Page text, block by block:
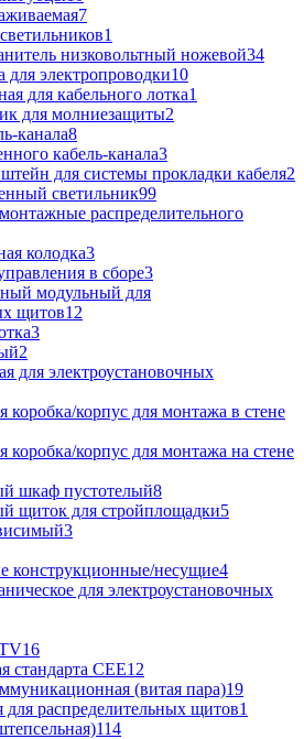
7
1
низковольтный ножевой34
для электропроводки10
для кабельного лотка1
для молниезащиты2
канала8
кабель-канала3
для системы прокладки кабеля2
светильник99
распределительного
колодка3
в сборе3
модульный для
щитов12
3
2
для электроустановочных
коробка/корпус для монтажа в стене
коробка/корпус для монтажа на стене
шкаф пустотелый8
щиток для стройплощадки5
3
конструкционные/несущие4
для электроустановочных
16
стандарта CEE12
(витая пара)19
для распределительных щитов1
114